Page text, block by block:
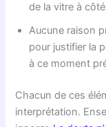
de la vitre à côté
Aucune raison
pour justifier la
à ce moment
Chacun de ces
interprétation.